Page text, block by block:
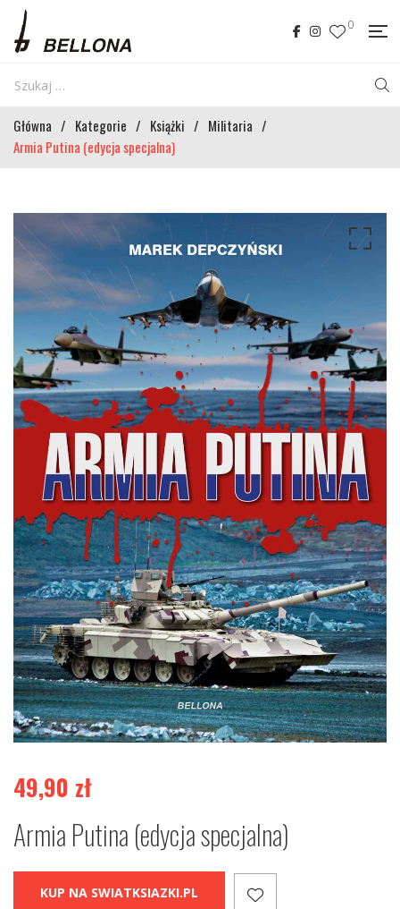
0
Główna / Kategorie / Książki / Militaria /
Armia Putina (edycja specjalna)
49,90 zł
Armia Putina (edycja specjalna)
KUP NA SWIATKSIAZKI.PL